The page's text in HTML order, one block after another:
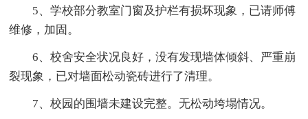
5、学校部分教室门窗及护栏有损坏现象，已请师傅
维修，加固。
6、校舍安全状况良好，没有发现墙体倾斜、严重崩
裂现象，已对墙面松动瓷砖进行了清理。
7、校园的围墙未建设完整。无松动垮塌情况。